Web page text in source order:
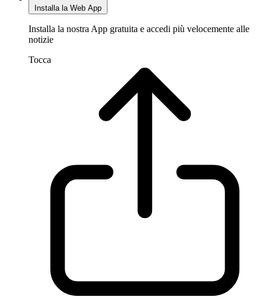
Installa la Web App
Installa la nostra App gratuita e accedi più velocemente alle
notizie
Tocca